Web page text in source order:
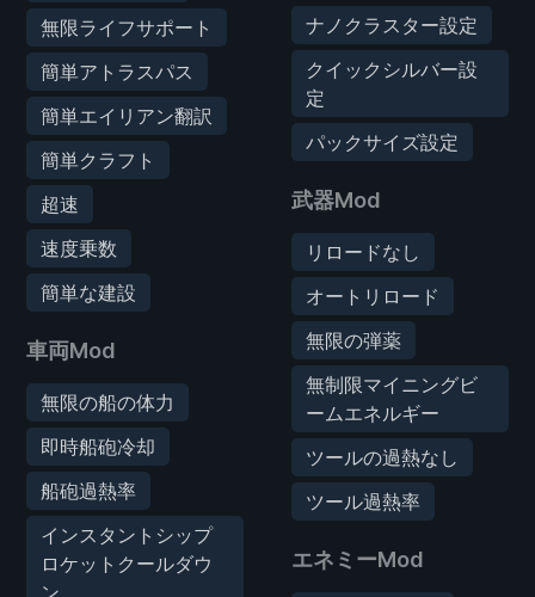
無限ライフサポート
簡単アトラスパス
簡単エイリアン翻訳
簡単クラフト
超速
速度乗数
簡単な建設
車両Mod
無限の船の体力
即時船砲冷却
船砲過熱率
インスタントシップ
ロケットクールダウ
ン
ナノクラスター設定
クイックシルバー設
定
パックサイズ設定
武器Mod
リロードなし
オートリロード
無限の弾薬
無制限マイニングビ
ームエネルギー
ツールの過熱なし
ツール過熱率
エネミーMod